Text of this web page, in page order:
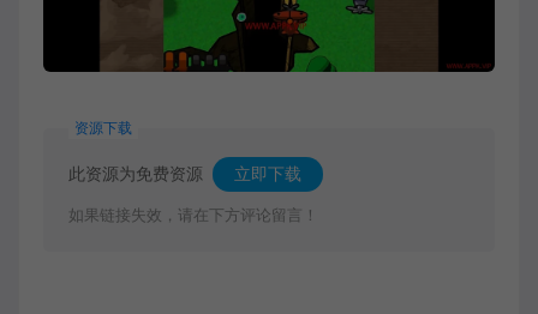
资源下载
此资源为免费资源 立即下载
如果链接失效，请在下方评论留言！